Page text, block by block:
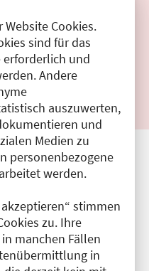
Cookies.
sind für das
erforderlich und
Andere
auszuwerten,
und
Medien zu
personenbezogene
werden.
stimmen
zu. Ihre
manchen Fällen
in
entsprechen
getätigten Angaben.
keine
Haftung obliegt dem